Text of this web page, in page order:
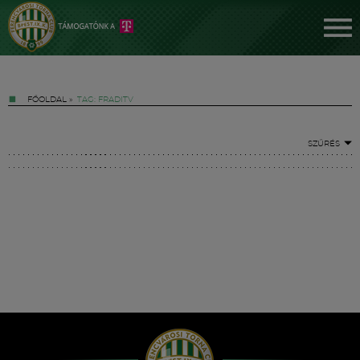
FŐOLDAL » TAG: FRADITV
SZŰRÉS
Hírek